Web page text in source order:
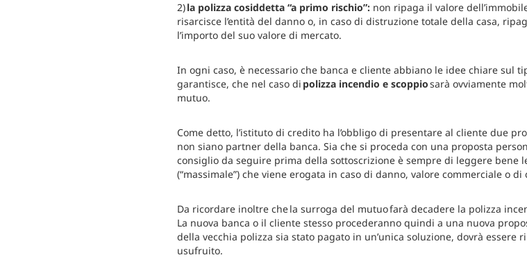
2)la polizza cosiddetta “a primo rischio”:non ripaga il valore
risarcisce l’entità del danno o, in caso di distruzione totale della casa,
l’importo del suo valore di mercato.
In ogni caso, è necessario che banca e cliente abbiano le idee chiare sul
garantisce, che nel caso di polizza incendio e scoppiosarà ovviamente
mutuo.
Come detto, l’istituto di credito ha l’obbligo di presentare al cliente due
non siano partner della banca. Sia che si proceda con una proposta
consiglio da seguire prima della sottoscrizione è sempre di leggere bene
(“massimale”) che viene erogata in caso di danno, valore commerciale o
Da ricordare inoltre che la surroga del mutuo farà decadere la polizza
La nuova banca o il cliente stesso procederanno quindi a una nuova
della vecchia polizza sia stato pagato in un’unica soluzione, dovrà essere
usufruito.